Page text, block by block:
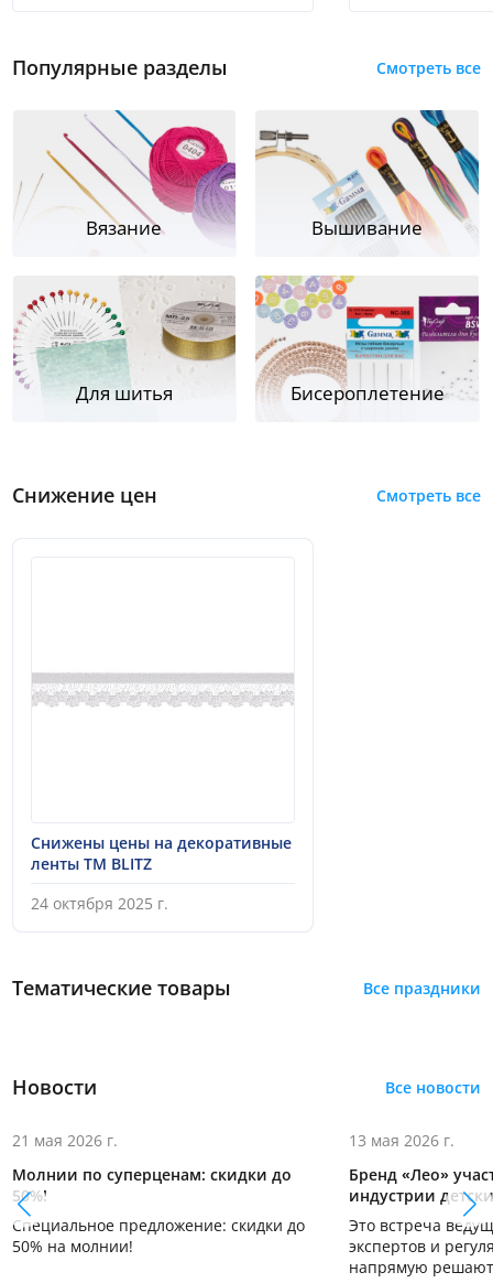
Популярные разделы Смотреть все
Вязание Вышивание
Для шитья Бисероплетение
Снижение цен Смотреть все
Снижены цены на декоративные
ленты ТМ BLITZ
24 октября 2025 г.
Тематические товары Все праздники
Новости Все новости
21 мая 2026 г.
Молнии по суперценам: скидки до
50%!
Специальное предложение: скидки до
50% на молнии!
13 мая 2026 г.
Бренд «Лео»
индустрии
Это встреча
экспертов и
напрямую